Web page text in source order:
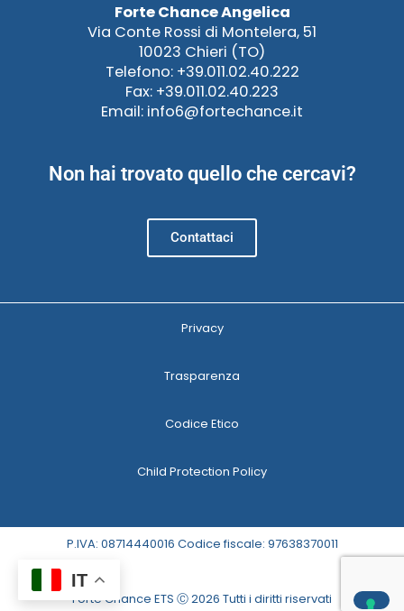
Forte Chance Angelica
Via Conte Rossi di Montelera, 51
10023 Chieri (TO)
Telefono: +39.011.02.40.222
Fax: +39.011.02.40.223
Email: info6@fortechance.it
Non hai trovato quello che cercavi?
Contattaci
Privacy
Trasparenza
Codice Etico
Child Protection Policy
P.IVA: 08714440016 Codice fiscale: 97638370011
Forte Chance ETS Ⓒ 2026 Tutti i diritti riservati
IT